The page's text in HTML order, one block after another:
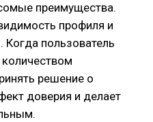
преимущества.
профиля и
пользователь
решение о
доверия и делает